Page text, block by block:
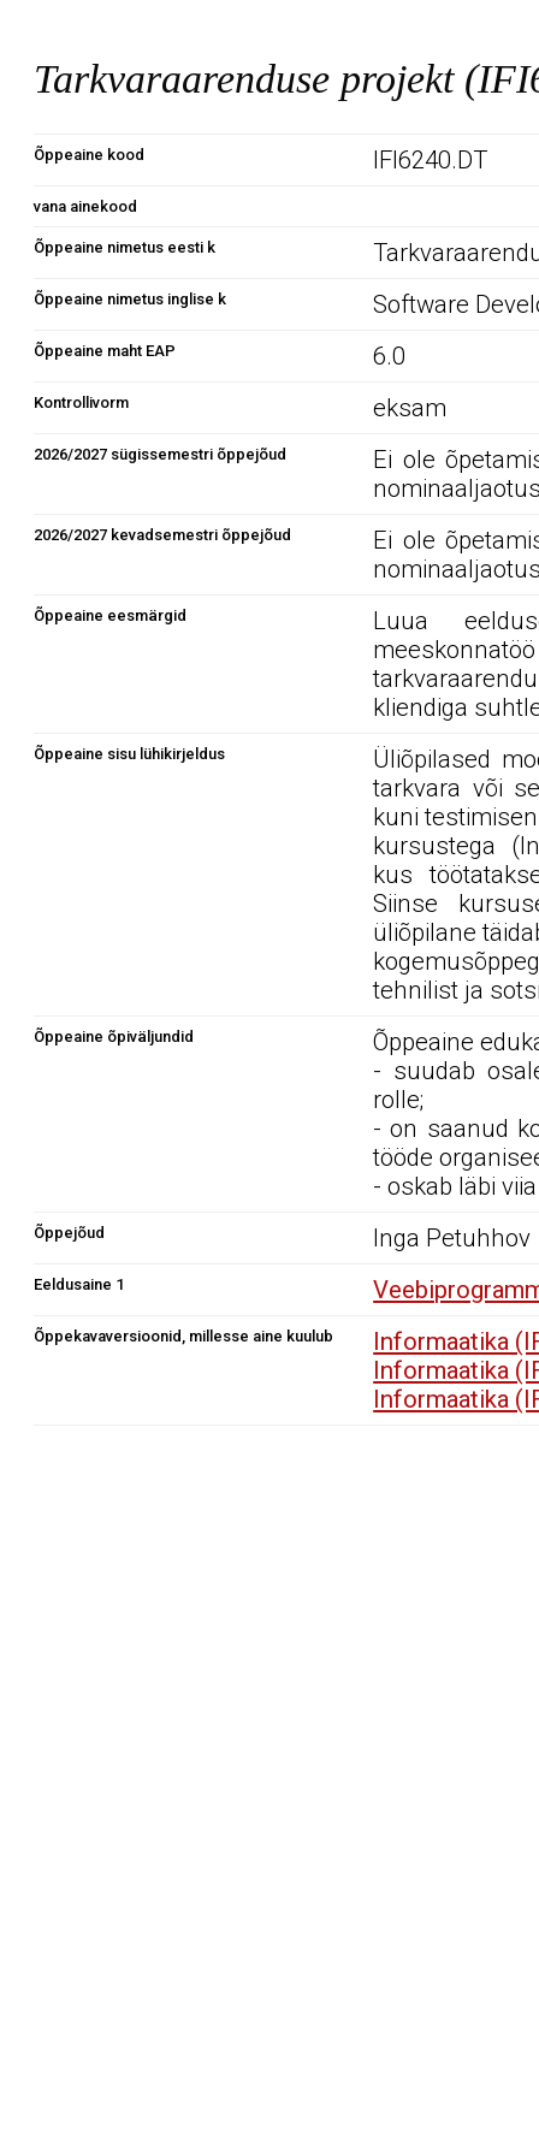
Tarkvaraarenduse projekt
Õppeaine kood IFI6240.DT
vana ainekood
Õppeaine nimetus eesti k
Õppeaine nimetus inglise k Software
Õppeaine maht EAP 6.0
Kontrollivorm eksam
2026/2027 sügissemestri õppejõud
Ei ole
2026/2027 kevadsemestri õppejõud
Ei ole
Õppeaine eesmärgid
Luua
kliendiga
Õppeaine sisu lühikirjeldus
Üliõpilased
tarkvara või
kuni
kursustega
kus
Siinse
üliõpilane
tehnilist ja
Õppeaine õpiväljundid
Õppeaine
- suudab
rolle;
- on saanud
tööde
- oskab läbi
Õppejõud Inga Petuhhov
Eeldusaine 1
Õppekavaversioonid, millesse aine kuulub
Informaatika
Informaatika
Informaatika